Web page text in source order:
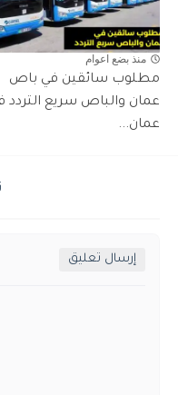
منذ بضع اعوام
مطلوب سائقين في باص
عمان والباص سريع التردد
عمان...
إرسال تعليق